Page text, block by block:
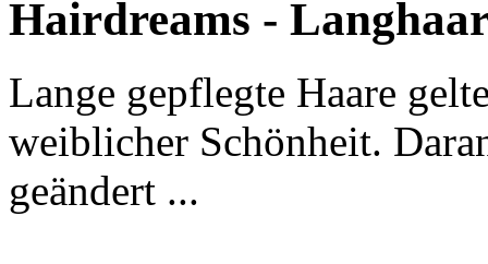
Hairdreams -
Lange gepflegte Haare
weiblicher Schönheit.
geändert ...